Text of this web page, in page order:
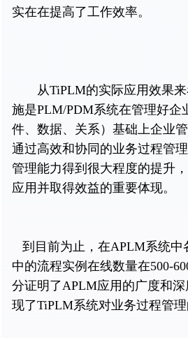
实在在提高了工作效率。
从TiPLM的实际应用效果来
施是PLM/PDM系统在管理好企
件、数据、关系）基础上企业
通过高效和协同的业务过程管
管理能力得到很大程度的提升
应用并取得效益的重要体现。
到目前为止，在APLM系统中
中的流程实例在线数量在500-
分证明了APLM应用的广度和
现了TiPLM系统对业务过程管理